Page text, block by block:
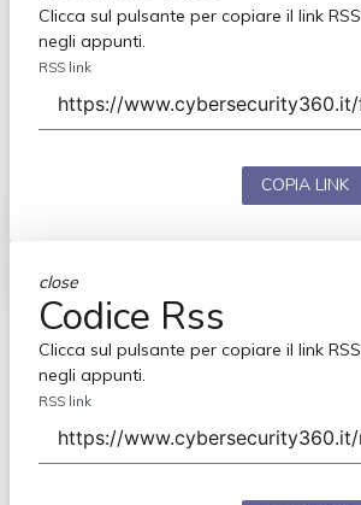
Clicca sul pulsante per copiare il link RSS
negli appunti.
RSS link
COPIA LINK
close
Codice Rss
Clicca sul pulsante per copiare il link RSS
negli appunti.
RSS link